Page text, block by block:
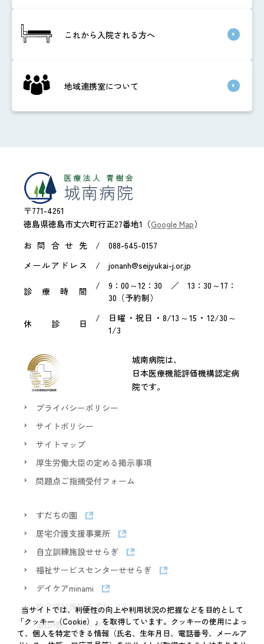
これから入院される方へ
地域連携室について
〒771-4261
徳島県徳島市丈六町行正27番地1（Google Map）
お問合せ先
088-645-0157
メールアドレス
jonanh@seijyukai-j.or.jp
診療時間
9：00～12：30 ／ 13：30～17：
30（予約制）
休診日
日曜・祝日・8/13～15・12/30～
1/3
城南病院は、
日本医療機能評価機構認定病
院です。
プライバシーポリシー
サイトポリシー
サイトマップ
厚生労働大臣の定める掲示事項
問題点ご指摘受付フォーム
すだちの園
居宅介護支援事業所
自立訓練施設せせらぎ
福祉サービスセンターせせらぎ
デイケアminami
総合福祉施設きずな
富田橋クリニック
当サイトでは、利便性の向上や利用状況の把握などを目的として
「クッキー（Cookie）」を取得しています。クッキーの使用によっ
て、個人を特定できる情報（氏名、生年月日、電話番号、メールア